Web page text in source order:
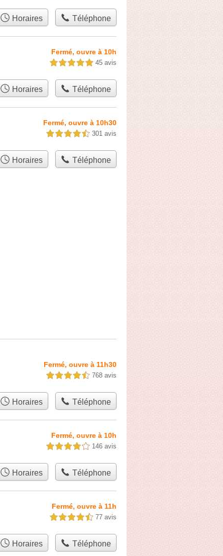
Horaires Téléphone
Fermé, ouvre à 10h
5,0 étoiles sur 5 45 avis
Horaires Téléphone
Fermé, ouvre à 10h30
4,5 étoiles sur 5 301 avis
Horaires Téléphone
Fermé, ouvre à 11h30
4,5 étoiles sur 5 768 avis
Horaires Téléphone
Fermé, ouvre à 10h
4,0 étoiles sur 5 146 avis
Horaires Téléphone
Fermé, ouvre à 11h
4,5 étoiles sur 5 77 avis
Horaires Téléphone